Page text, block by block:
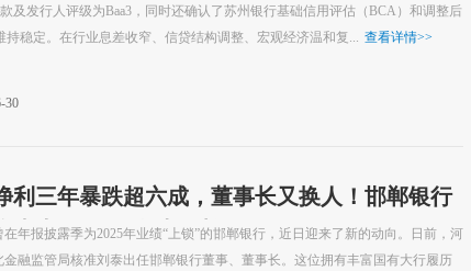
及发行人评级为Baa3，同时还确认了苏州银行基础信用评估（BCA）和调整后
稳定。在行业息差收窄、信贷结构调整、宏观经济温和复...
查看详情>>
30
利三年暴跌超六成，董事长又换人！邯郸银行
来大行经验“救火队长”
在年报披露季为2025年业绩“上锁”的邯郸银行，近日迎来了新的动向。日前，河
金融监管局核准刘泰出任邯郸银行董事、董事长。这位拥有丰富国有大行履历